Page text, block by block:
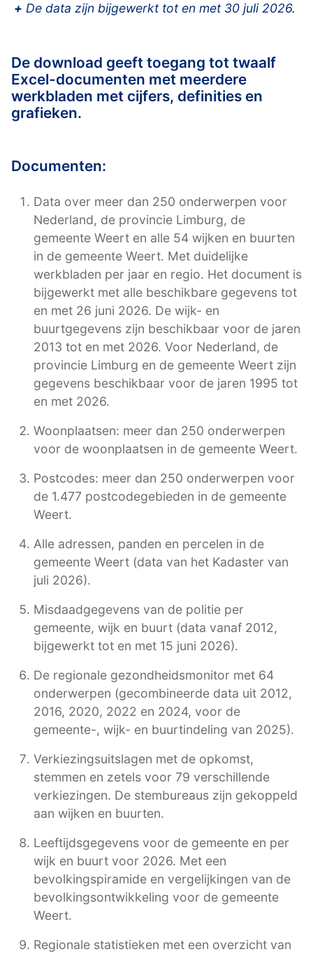
+ De data zijn bijgewerkt tot en met 30 juli 2026.
De download geeft toegang tot twaalf
Excel-documenten met meerdere
werkbladen met cijfers, definities en
grafieken.
Documenten:
Data over meer dan 250 onderwerpen voor
Nederland, de provincie Limburg, de
gemeente Weert en alle 54 wijken en buurten
in de gemeente Weert. Met duidelijke
werkbladen per jaar en regio. Het document is
bijgewerkt met alle beschikbare gegevens tot
en met 26 juni 2026. De wijk- en
buurtgegevens zijn beschikbaar voor de jaren
2013 tot en met 2026. Voor Nederland, de
provincie Limburg en de gemeente Weert zijn
gegevens beschikbaar voor de jaren 1995 tot
en met 2026.
Woonplaatsen: meer dan 250 onderwerpen
voor de woonplaatsen in de gemeente Weert.
Postcodes: meer dan 250 onderwerpen voor
de 1.477 postcodegebieden in de gemeente
Weert.
Alle adressen, panden en percelen in de
gemeente Weert (data van het Kadaster van
juli 2026).
Misdaadgegevens van de politie per
gemeente, wijk en buurt (data vanaf 2012,
bijgewerkt tot en met 15 juni 2026).
De regionale gezondheidsmonitor met 64
onderwerpen (gecombineerde data uit 2012,
2016, 2020, 2022 en 2024, voor de
gemeente-, wijk- en buurtindeling van 2025).
Verkiezingsuitslagen met de opkomst,
stemmen en zetels voor 79 verschillende
verkiezingen. De stembureaus zijn gekoppeld
aan wijken en buurten.
Leeftijdsgegevens voor de gemeente en per
wijk en buurt voor 2026. Met een
bevolkingspiramide en vergelijkingen van de
bevolkingsontwikkeling voor de gemeente
Weert.
Regionale statistieken met een overzicht van